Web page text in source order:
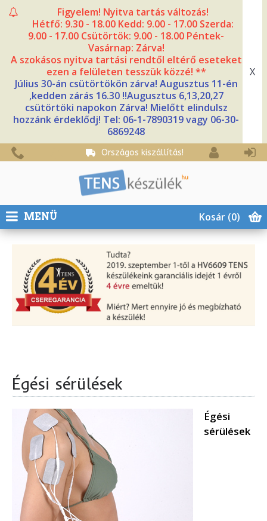
Figyelem! Nyitva tartás változás!
Hétfő: 9.30 - 18.00 Kedd: 9.00 - 17.00 Szerda:
9.00 - 17.00 Csütörtök: 9.00 - 18.00 Péntek-
Vasárnap: Zárva!
A szokásos nyitva tartási rendtől eltérő eseteket
ezen a felületen tesszük közzé! **
Július 30-án csütörtökön zárva! Augusztus 11-én
,kedden zárás 16.30 !!Augusztus 6,13,20,27
csütörtöki napokon Zárva! Mielőtt elindulsz
hozzánk érdeklődj! Tel: 06-1-7890319 vagy 06-30-
6869248
X
Országos kiszállítás!
Kosár (0)
MENÜ
Égési sérülések
Égési
sérülések